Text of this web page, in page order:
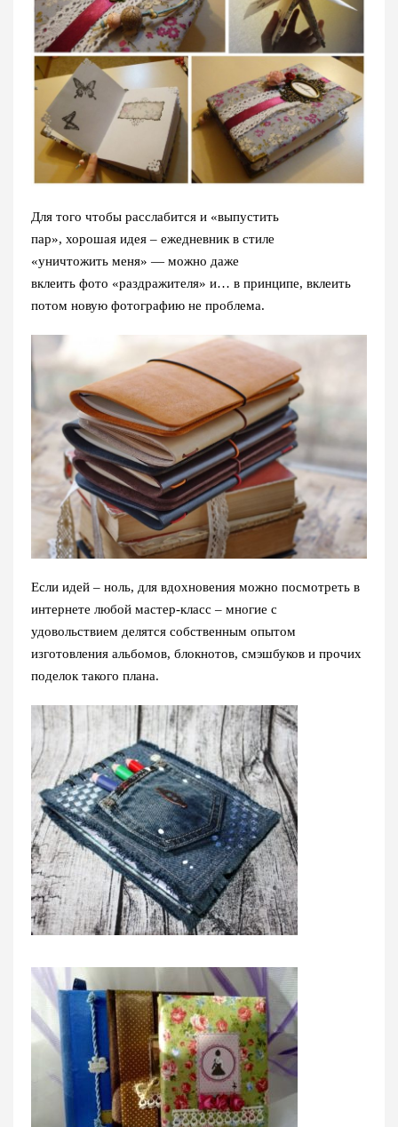
Для того чтобы расслабится и «выпустить
пар», хорошая идея – ежедневник в стиле
«уничтожить меня» — можно даже
вклеить фото «раздражителя» и… в принципе, вклеить
потом новую фотографию не проблема.
Если идей – ноль, для вдохновения можно посмотреть в
интернете любой мастер-класс – многие с
удовольствием делятся собственным опытом
изготовления альбомов, блокнотов, смэшбуков и прочих
поделок такого плана.